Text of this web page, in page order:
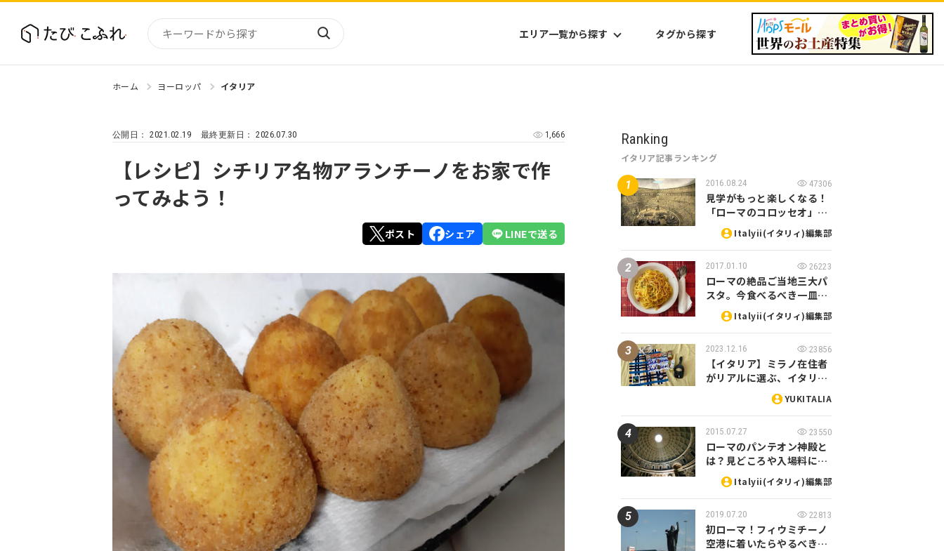
エリア一覧から探す タグから探す
東北
関東
中部・北陸
四国
九州
沖縄
アジア
北米
中南米
ハワイ
ミクロネシア
オセアニア
ホーム ヨーロッパ イタリア
公開日：2021.02.19 最終更新日：2026.07.30 1,666
【レシピ】シチリア名物アランチーノをお家で作
ってみよう！
ポスト シェア LINEで送る
Ranking
イタリア記事ランキング
2016.08.24 47306
見学がもっと楽しくなる！
「ローマのコロッセオ」…
Italyii(イタリィ)編集部
2017.01.10 26223
ローマの絶品ご当地三大パ
スタ。今食べるべき一皿…
Italyii(イタリィ)編集部
2023.12.16 23856
【イタリア】ミラノ在住者
がリアルに選ぶ、イタリ…
YUKITALIA
2015.07.27 23550
ローマのパンテオン神殿と
は？見どころや入場料に…
Italyii(イタリィ)編集部
2019.07.20 22813
初ローマ！フィウミチーノ
空港に着いたらやるべき…